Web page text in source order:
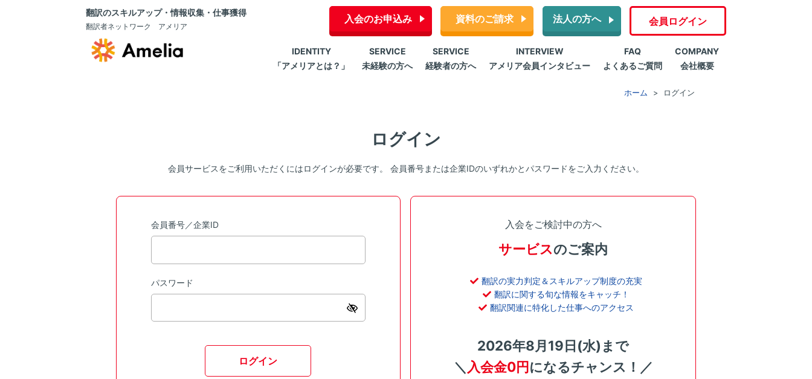
翻訳のスキルアップ・情報収集・仕事獲得
翻訳者ネットワーク アメリア
入会のお申込み 資料のご請求 法人の方へ 会員ログイン
IDENTITY
「アメリアとは？」
SERVICE
未経験の方へ
SERVICE
経験者の方へ
INTERVIEW
アメリア会員インタビュー
FAQ
よくあるご質問
COMPANY
会社概要
ホーム ログイン
ログイン
会員サービスをご利用いただくにはログインが必要です。 会員番号または企業IDのいずれかとパスワードをご入力ください。
会員番号／企業ID
パスワード
ログイン
入会をご検討中の方へ
サービスのご案内
翻訳の実力判定＆スキルアップ制度の充実
翻訳に関する旬な情報をキャッチ！
翻訳関連に特化した仕事へのアクセス
2026年8月19日(水)まで
＼ 入会金0円になるチャンス！／